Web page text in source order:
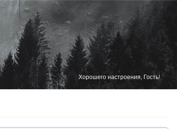
Хорошего настроения, Гость!